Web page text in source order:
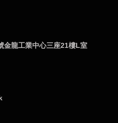
金龍工業中心三座21樓L室